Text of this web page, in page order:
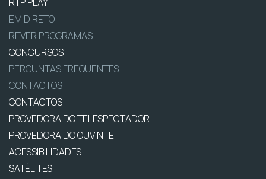
EM DIRETO
REVER PROGRAMAS
CONCURSOS
PERGUNTAS FREQUENTES
CONTACTOS
CONTACTOS
PROVEDORA DO TELESPECTADOR
PROVEDORA DO OUVINTE
ACESSIBILIDADES
SATÉLITES